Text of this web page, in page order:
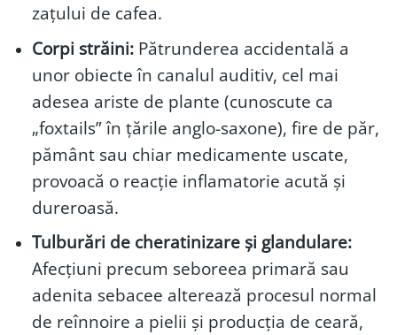
zațului de cafea.
Corpi străini:Pătrunderea accidentală a
unor obiecte în canalul auditiv, cel mai
adesea ariste de plante (cunoscute ca
„foxtails” în țările anglo-saxone), fire de păr,
pământ sau chiar medicamente uscate,
provoacă o reacție inflamatorie acută și
dureroasă.
Tulburări de cheratinizare și glandulare:
Afecțiuni precum seboreea primară sau
adenita sebacee alterează procesul normal
de reînnoire a pielii și producția de ceară,